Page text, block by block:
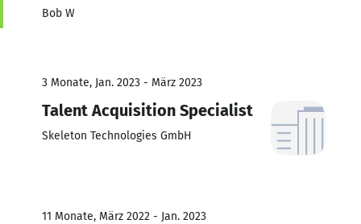
Bob W
3 Monate, Jan. 2023 - März 2023
Talent Acquisition Specialist
Skeleton Technologies GmbH
11 Monate, März 2022 - Jan. 2023